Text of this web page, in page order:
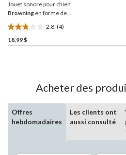
Jouet sonore pour chien
Browning en forme de
cartouche
2.8 (4)
2.8
étoile(s)
18,99 $
Acheter des
Offres
hebdomadaires
Les clients ont
aussi consulté